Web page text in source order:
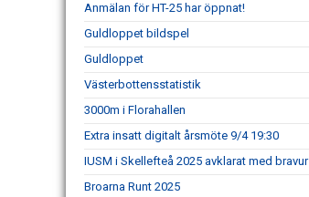
Anmälan för HT-25 har öppnat!
Guldloppet bildspel
Guldloppet
Västerbottensstatistik
3000m i Florahallen
Extra insatt digitalt årsmöte 9/4 19:30
IUSM i Skellefteå 2025 avklarat med bravur
Broarna Runt 2025